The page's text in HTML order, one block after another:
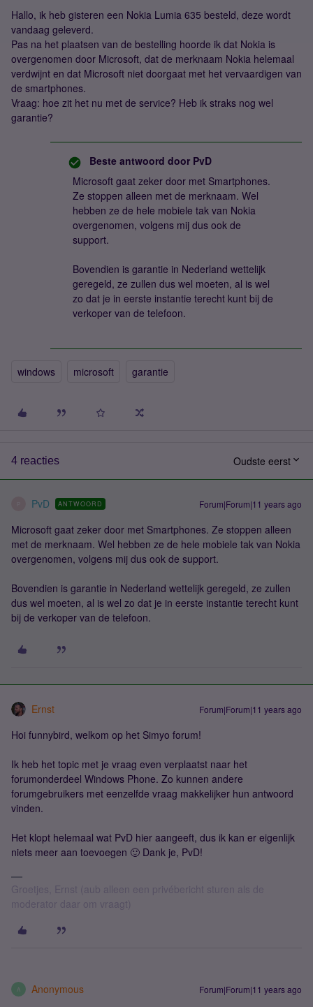
Hallo, ik heb gisteren een Nokia Lumia 635 besteld, deze wordt
vandaag geleverd.
Pas na het plaatsen van de bestelling hoorde ik dat Nokia is
overgenomen door Microsoft, dat de merknaam Nokia helemaal
verdwijnt en dat Microsoft niet doorgaat met het vervaardigen van
de smartphones.
Vraag: hoe zit het nu met de service? Heb ik straks nog wel
garantie?
Beste antwoord door PvD
Microsoft gaat zeker door met Smartphones.
Ze stoppen alleen met de merknaam. Wel
hebben ze de hele mobiele tak van Nokia
overgenomen, volgens mij dus ook de
support.
Bovendien is garantie in Nederland wettelijk
geregeld, ze zullen dus wel moeten, al is wel
zo dat je in eerste instantie terecht kunt bij de
verkoper van de telefoon.
windows microsoft garantie
4 reacties Oudste eerst
PvD ANTWOORD Forum|Forum|11 years ago
Microsoft gaat zeker door met Smartphones. Ze stoppen alleen
met de merknaam. Wel hebben ze de hele mobiele tak van Nokia
overgenomen, volgens mij dus ook de support.
Bovendien is garantie in Nederland wettelijk geregeld, ze zullen
dus wel moeten, al is wel zo dat je in eerste instantie terecht kunt
bij de verkoper van de telefoon.
Ernst Forum|Forum|11 years ago
Hoi funnybird, welkom op het Simyo forum!
Ik heb het topic met je vraag even verplaatst naar het
forumonderdeel Windows Phone. Zo kunnen andere
forumgebruikers met eenzelfde vraag makkelijker hun antwoord
vinden.
Het klopt helemaal wat PvD hier aangeeft, dus ik kan er eigenlijk
niets meer aan toevoegen 🙂 Dank je, PvD!
Groetjes, Ernst (aub alleen een privébericht sturen als de
moderator daar om vraagt)
A Anonymous Forum|Forum|11 years ago